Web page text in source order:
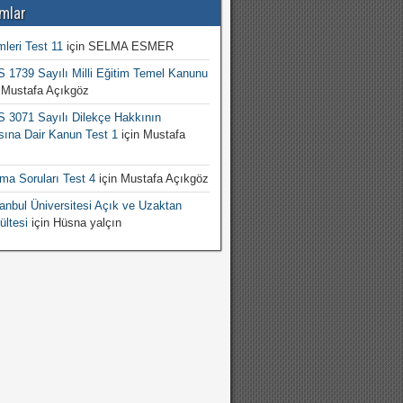
Test 11için SELMA ESMER
1739 Sayılı Milli Eğitim Temel Kanunu
Mustafa Açıkgöz
3071 Sayılı Dilekçe Hakkının
Dair Kanun Test 1için Mustafa
Soruları Test 4için Mustafa Açıkgöz
Üniversitesi Açık ve Uzaktan
için Hüsna yalçın